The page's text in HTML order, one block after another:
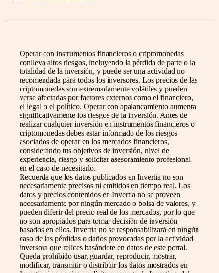
Operar con instrumentos financieros o criptomonedas
conlleva altos riesgos, incluyendo la pérdida de parte o la
totalidad de la inversión, y puede ser una actividad no
recomendada para todos los inversores. Los precios de las
criptomonedas son extremadamente volátiles y pueden
verse afectadas por factores externos como el financiero,
el legal o el político. Operar con apalancamiento aumenta
significativamente los riesgos de la inversión. Antes de
realizar cualquier inversión en instrumentos financieros o
criptomonedas debes estar informado de los riesgos
asociados de operar en los mercados financieros,
considerando tus objetivos de inversión, nivel de
experiencia, riesgo y solicitar asesoramiento profesional
en el caso de necesitarlo.
Recuerda que los datos publicados en Invertia no son
necesariamente precisos ni emitidos en tiempo real. Los
datos y precios contenidos en Invertia no se proveen
necesariamente por ningún mercado o bolsa de valores, y
pueden diferir del precio real de los mercados, por lo que
no son apropiados para tomar decisión de inversión
basados en ellos. Invertia no se responsabilizará en ningún
caso de las pérdidas o daños provocadas por la actividad
inversora que relices basándote en datos de este portal.
Queda prohibido usar, guardar, reproducir, mostrar,
modificar, transmitir o distribuir los datos mostrados en